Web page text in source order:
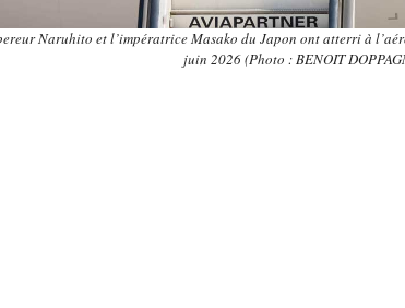
Naruhito et l’impératrice Masako du Japon ont atterri à
juin 2026 (Photo : BENOIT